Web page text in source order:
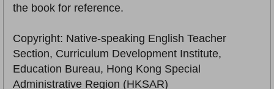
the book for reference.
Copyright: Native-speaking English Teacher
Section, Curriculum Development Institute,
Education Bureau, Hong Kong Special
Administrative Region (HKSAR)